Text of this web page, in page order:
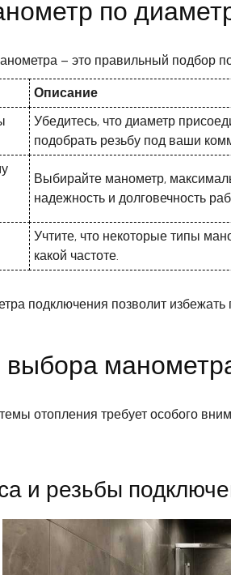
по
– это правильный подбор
Описание
Убедитесь, что диаметр
подобрать резьбу под ваши
Выбирайте манометр,
надежность и долговечность
Учтите, что некоторые типы
какой частоте.
подключения позволит избежать
отопления требует особого
и резьбы